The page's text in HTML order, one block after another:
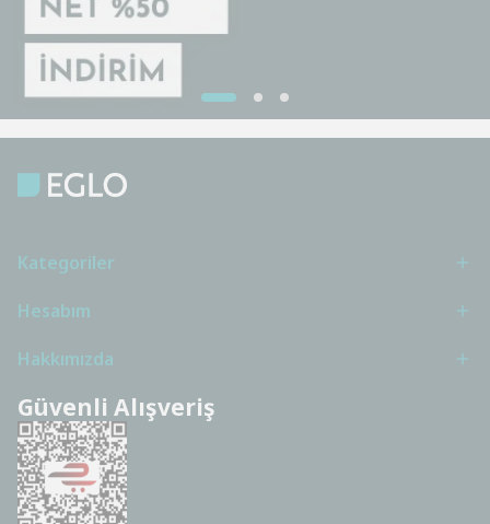
Kategoriler
Hesabım
Hakkımızda
Güvenli Alışveriş